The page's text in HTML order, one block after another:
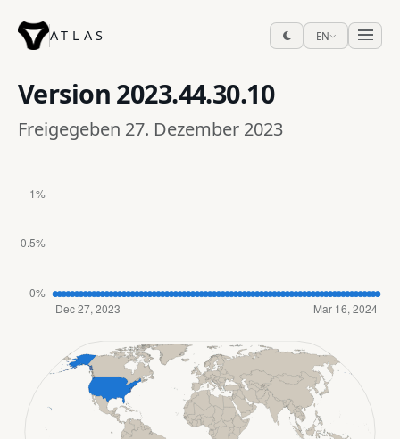
ATLAS EN
Version 2023.44.30.10
Freigegeben 27. Dezember 2023